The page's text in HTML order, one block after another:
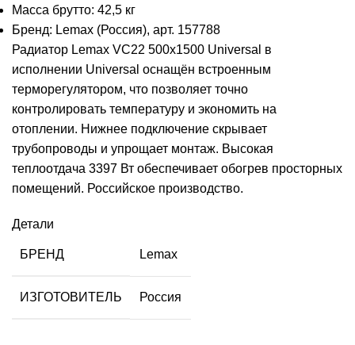
Масса брутто: 42,5 кг
Бренд: Lemax (Россия), арт. 157788
Радиатор Lemax VC22 500х1500 Universal в
исполнении Universal оснащён встроенным
терморегулятором, что позволяет точно
контролировать температуру и экономить на
отоплении. Нижнее подключение скрывает
трубопроводы и упрощает монтаж. Высокая
теплоотдача 3397 Вт обеспечивает обогрев просторных
помещений. Российское производство.
Детали
БРЕНД Lemax
ИЗГОТОВИТЕЛЬ Россия